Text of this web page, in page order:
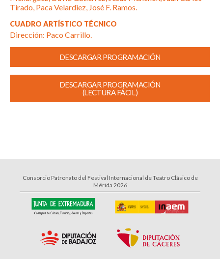
Tirado, Paca Velardiez, José F. Ramos.
CUADRO ARTÍSTICO TÉCNICO
Dirección: Paco Carrillo.
DESCARGAR PROGRAMACIÓN
DESCARGAR PROGRAMACIÓN
(LECTURA FÁCIL)
Consorcio Patronato del Festival Internacional de Teatro Clásico de
Mérida 2026